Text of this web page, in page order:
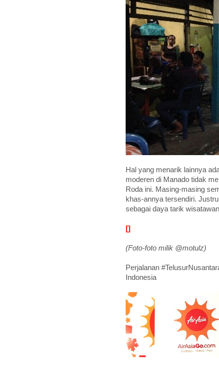
Hal yang menarik lainnya
moderen di Manado tidak
Roda ini. Masing-masing
khas-annya tersendiri.
sebagai daya tarik
[]
(Foto-foto milik @motulz)
Perjalanan
Indonesia